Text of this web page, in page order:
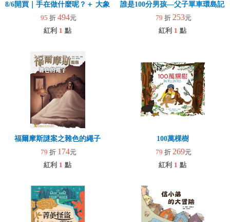
8/6開買｜手在做什麼呢？＋ 大象拉拉樂(玩具)
95 折 494元
紅利 1 點
誰是100分男孩—父子單車環島記
79 折 253元
紅利 1 點
福爾摩斯謎案之雜色的繩子
79 折 174元
紅利 1 點
100萬棵樹
79 折 269元
紅利 1 點